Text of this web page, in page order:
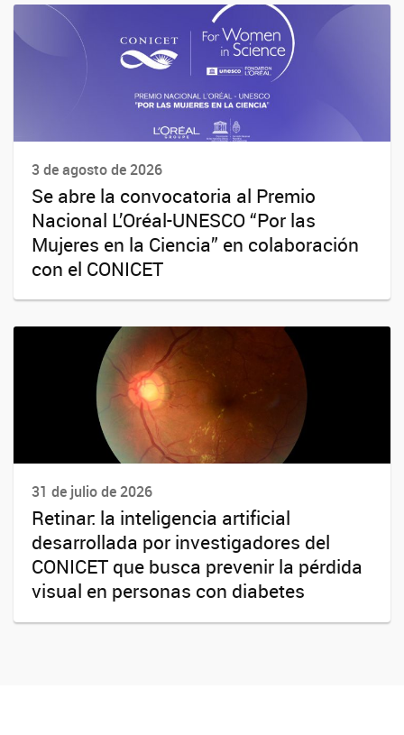
3 de agosto de 2026
Se abre la convocatoria al Premio
Nacional L’Oréal-UNESCO “Por las
Mujeres en la Ciencia” en colaboración
con el CONICET
31 de julio de 2026
Retinar: la inteligencia artificial
desarrollada por investigadores del
CONICET que busca prevenir la pérdida
visual en personas con diabetes